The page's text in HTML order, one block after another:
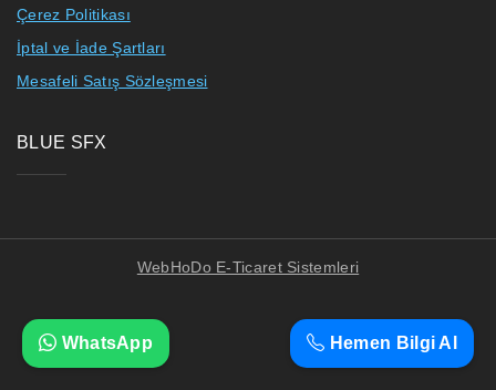
Çerez Politikası
İptal ve İade Şartları
Mesafeli Satış Sözleşmesi
BLUE SFX
WebHoDo E-Ticaret Sistemleri
Hemen Bilgi Al
WhatsApp